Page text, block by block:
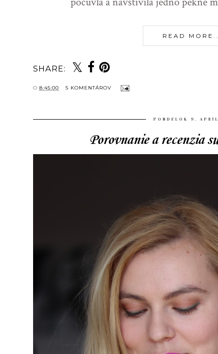
READ
SHARE:
O 8:45:00 5 KOMENTÁROV
PONDELOK 9.
Porovnanie a recenzia